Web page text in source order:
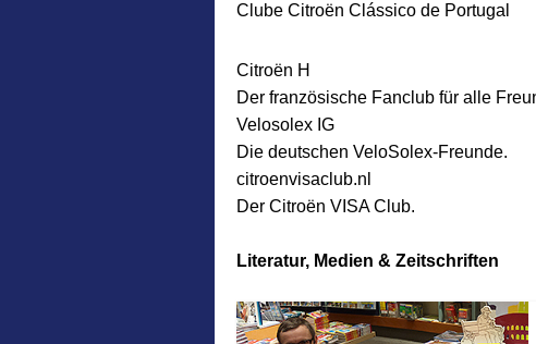
Clube Citroën Clássico de Portugal
Citroën H
Der französische Fanclub für alle
Velosolex IG
Die deutschen VeloSolex-Freunde.
citroenvisaclub.nl
Der Citroën VISA Club.
Literatur, Medien & Zeitschriften